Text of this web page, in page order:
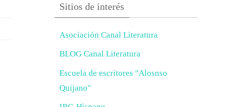
Sitios de interés
Asociación Canal Literatura
BLOG Canal Literatura
Escuela de escritores "Alosnso
Quijano"